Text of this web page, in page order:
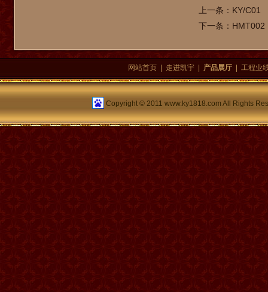
KY/H0408
上一条：KY/C01
下一条：HMT002
网站首页 走进凯宇 产品展厅 工程业
Copyright © 2011 www.ky1818.com All Rights